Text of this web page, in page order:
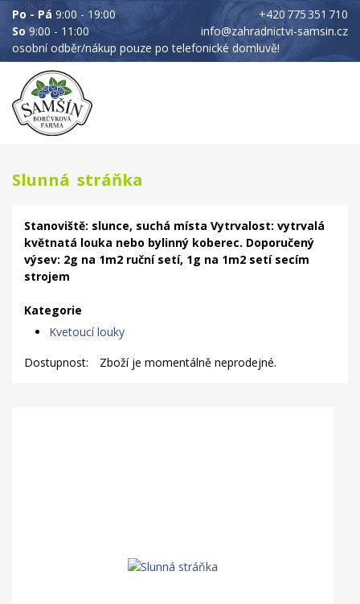
Po - Pá 9:00 - 19:00
So 9:00 - 11:00
+420 775 351 710
info@zahradnictvi-samsin.cz
osobní odběr/nákup pouze po telefonické domluvě!
Slunná stráňka
Stanoviště: slunce, suchá místa Vytrvalost: vytrvalá
květnatá louka nebo bylinný koberec. Doporučený
výsev: 2g na 1m2 ruční setí, 1g na 1m2 setí secím
strojem
Kategorie
Kvetoucí louky
Dostupnost: Zboží je momentálně neprodejné.